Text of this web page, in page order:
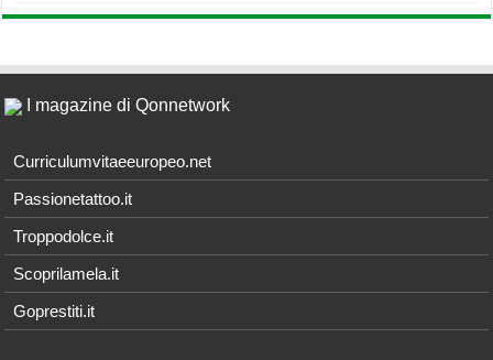
I magazine di Qonnetwork
Curriculumvitaeeuropeo.net
Passionetattoo.it
Troppodolce.it
Scoprilamela.it
Goprestiti.it